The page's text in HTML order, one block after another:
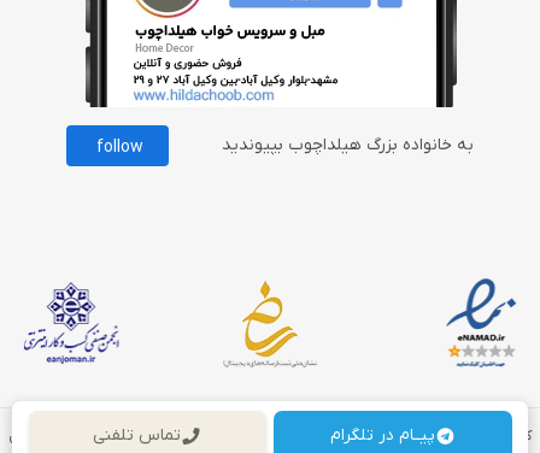
به خانواده بزرگ هیلداچوب بپیوندید follow
کلیه حقوق مادی و معنوی برای این سایت محفوظ می باشد و هرگونه کپی برداری شامل
پیــام در تلگرام تماس تلفنی